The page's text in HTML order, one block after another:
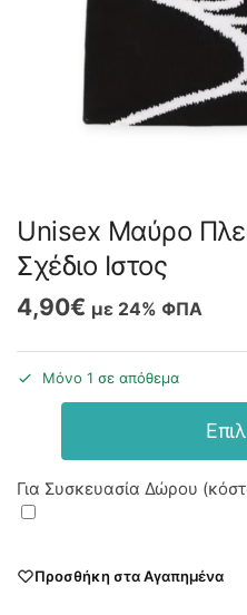
Unisex Μαύρο
Σχέδιο Ιστος
4,90€ με 24% ΦΠΑ
Μόνο 1 σε απόθεμα
Για Συσκευασία Δώρου
Προσθήκη στα Αγαπημένα